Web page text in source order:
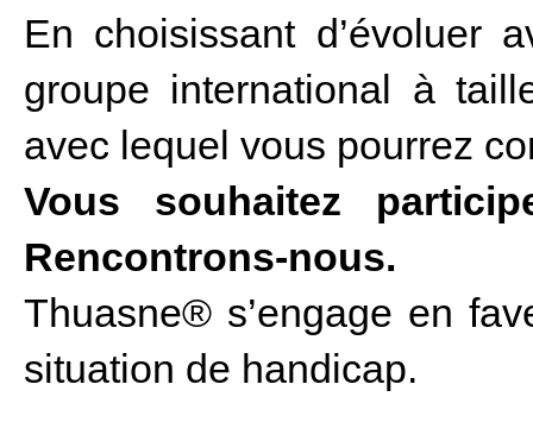
En choisissant d’évoluer
groupe international à
avec lequel vous pourrez
Vous souhaitez
Rencontrons-nous.
Thuasne® s’engage en
situation de handicap.